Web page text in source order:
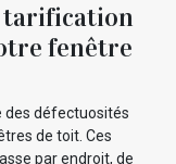
tarification
fenêtre
des défectuosités
de toit. Ces
par endroit, de